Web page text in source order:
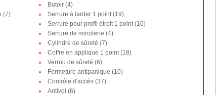
Butoir (4)
(7)
Serrure à larder 1 point (19)
Serrure pour profil étroit 1 point (10)
Serrure de miroiterie (4)
Cylindre de sûreté (7)
Coffre en applique 1 point (18)
Verrou de sûreté (6)
Fermeture antipanique (10)
Contrôle d'accès (37)
Antivol (6)